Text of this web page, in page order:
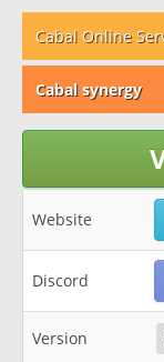
Cabal Online
Cabal synergy
Website
Discord
Version